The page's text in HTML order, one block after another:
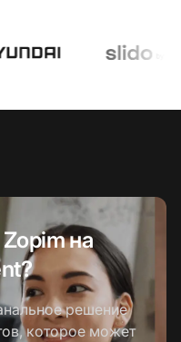
на
решение
которое может